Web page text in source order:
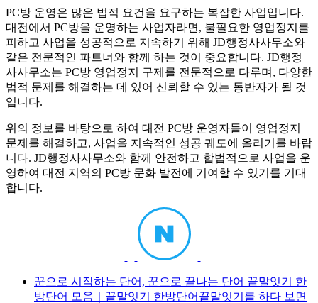
PC방 운영은 많은 법적 요건을 요구하는 복잡한 사업입니다.
대전에서 PC방을 운영하는 사업자라면, 불필요한 영업정지를
피하고 사업을 성공적으로 지속하기 위해 JD행정사사무소와
같은 전문적인 파트너와 함께 하는 것이 중요합니다. JD행정
사사무소는 PC방 영업정지 구제를 전문적으로 다루며, 다양한
법적 문제를 해결하는 데 있어 신뢰할 수 있는 동반자가 될 것
입니다.
위의 정보를 바탕으로 하여 대전 PC방 운영자들이 영업정지
문제를 해결하고, 사업을 지속적인 성공 궤도에 올리기를 바랍
니다. JD행정사사무소와 함께 안전하고 합법적으로 사업을 운
영하여 대전 지역의 PC방 문화 발전에 기여할 수 있기를 기대
합니다.
꾼으로 시작하는 단어, 꾼으로 끝나는 단어 끝말잇기 한
방단어 모음｜끝말잇기 한방단어끝말잇기를 하다 보면